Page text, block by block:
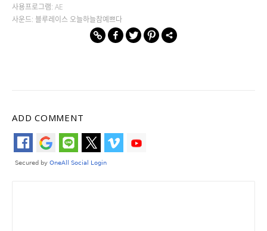
사용프로그램: AE
사운드: 블루레이스 오늘하늘참예쁘다
ADD COMMENT